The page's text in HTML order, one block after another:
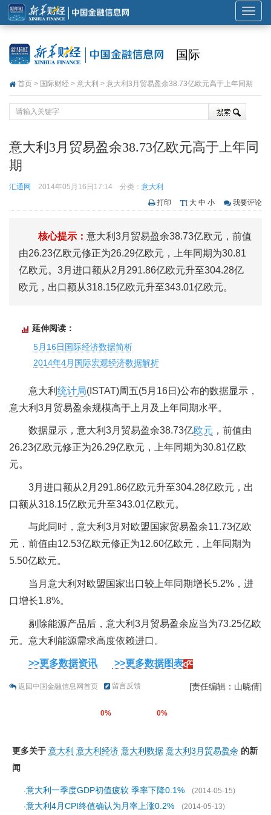
展
开
导
国际
首页 > 国际财经 > 意大利 > 意大利3月贸易盈余38.73亿欧元高于上年同期
意大利3月贸易盈余38.73亿欧元高于上年同
期
汇通网 2014年05月16日17:14 分类： 意大利
打印
大 中 小 我要评论
核心提示： 意大利3月贸易盈余38.73亿欧元，前值
由26.23亿欧元修正为26.29亿欧元，上年同期为30.81
亿欧元。3月进口额从2月291.86亿欧元升至304.28亿
欧元，出口额从318.15亿欧元升至343.01亿欧元。
延伸阅读：
5月16日国际经济数据简析
2014年4月国际宏观经济数据解析
意大利 统计局(ISTAT)周五(5月16日)公布的数据显示，
意大利3月贸易盈余规模高于上月及上年同期水平。
数据显示，意大利3月贸易盈余38.73亿欧元 ，前值由
26.23亿欧元修正为26.29亿欧元，上年同期为30.81亿欧
元。
3月进口额从2月291.86亿欧元升至304.28亿欧元，出
口额从318.15亿欧元升至343.01亿欧元。
与此同时，意大利3月对欧盟国家贸易盈余11.73亿欧
元，前值由12.53亿欧元修正为12.60亿欧元，上年同期为
5.50亿欧元。
当月意大利对欧盟国家出口较上年同期增长5.2%，进
口增长1.8%。
剔除能源产品后，意大利3月贸易盈余应当为73.25亿欧
元。意大利能源需求高度依赖进口。
>>更多数据资讯 >>更多数据图表
返回中国金融信息网首页 留言反馈 [责任编辑：山晓倩]
0% 0%
更多关于 意大利 意大利经济 意大利数据 意大利3月贸易盈余 的新
闻
·意大利一季度GDP初值疲软 季率下降0.1%
(2014-05-15)
·意大利4月CPI终值确认为月率上涨0.2% (2014-05-13)